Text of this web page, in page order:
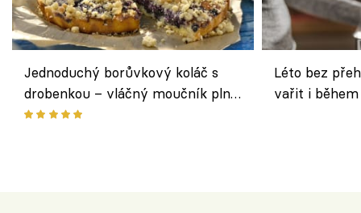
Jednoduchý borůvkový koláč s
drobenkou – vláčný moučník plný
ovoce
Léto bez
vařit i